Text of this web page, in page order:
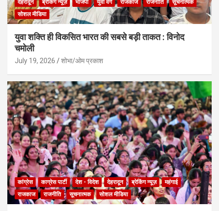
देहरादून ब्रेकिंग न्यूज़ भाजपा युवा वर्ग राजकाज राजनीति
सूचनात्मक
सोशल मीडिया
युवा शक्ति ही विकसित भारत की सबसे बड़ी ताकत : विनोद
चमोली
July 19, 2026 शोभा/ओम प्रकाश
कांग्रेस काग्रेस पार्टी देश - विदेश देहरादून ब्रेकिंग न्यूज़
महंगाई
राजकाज
राजनीति सूचनात्मक सोशल मीडिया